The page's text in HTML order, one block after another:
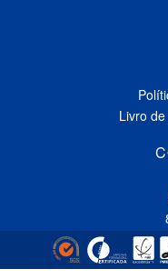
Livro
(*custo de